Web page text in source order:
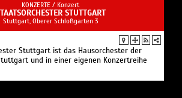
KONZERTE / Konzert
STUTTGART
Stuttgart, Oberer Schloßgarten 3
Stuttgart ist das Hausorchester der
und in einer eigenen Konzertreihe